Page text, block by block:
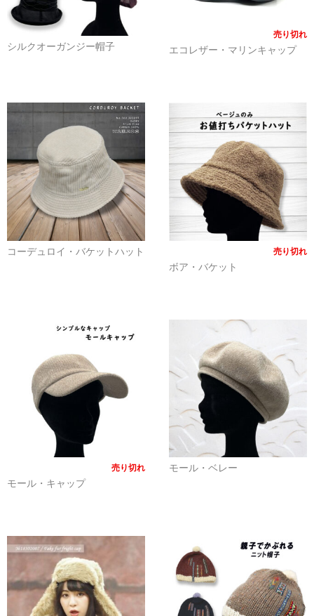
チャギントンシリーズ
アドバンスシリーズ
新幹線シリーズ（冬）
私鉄・在来線シリーズ（冬）
ヘルメット
くつ下
新幹線シリーズ
貨物列車シリーズ
その他雑貨
つり革
タオル
キーホルダー
マスク
カバン
ふとんでクッション
ノノフローヴ
シルクオーガンジー帽子
売り切れ
エコレザー・マリンキャップ
コーデュロイ・バケットハット 売り切れ
ボア・バケット
売り切れ
モール・キャップ
モール・ベレー